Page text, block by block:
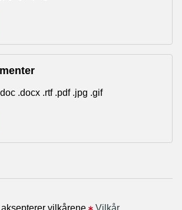
.docx .rtf .pdf .jpg .gif
vilkårene Vilkår